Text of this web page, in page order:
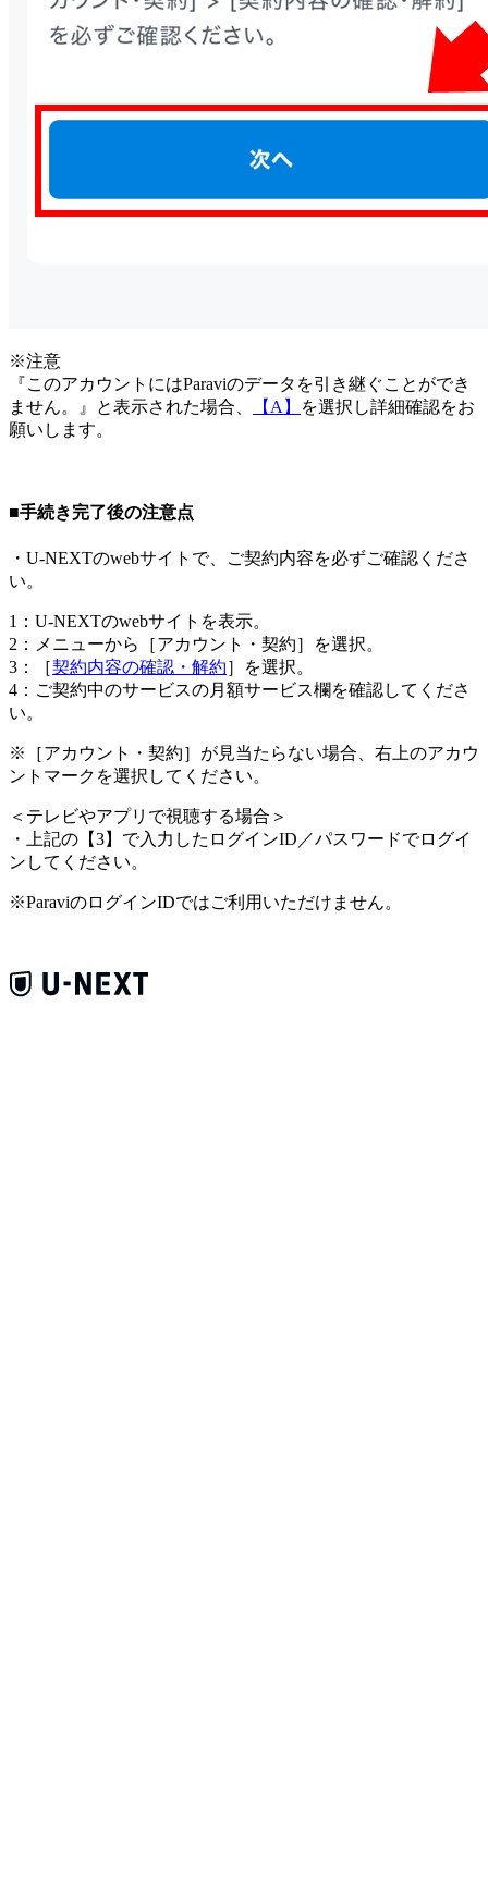
※注意
『このアカウントにはParaviのデータを引き継ぐことができ
ません。』と表示された場合、
【A】
を選択し詳細確認をお
願いします。
■手続き完了後の注意点
・U-NEXTのwebサイトで、ご契約内容を必ずご確認くださ
い。
1：U-NEXTのwebサイトを表示。
2：メニューから［アカウント・契約］を選択。
3：［契約内容の確認・解約］を選択。
4：ご契約中のサービスの月額サービス欄を確認してくださ
い。
※［アカウント・契約］が見当たらない場合、右上のアカウ
ントマークを選択してください。
＜ テレビやアプリで視聴する場合 ＞
・上記の【3】で入力したログインID／パスワードでログイ
ンしてください。
※ParaviのログインIDではご利用いただけません。